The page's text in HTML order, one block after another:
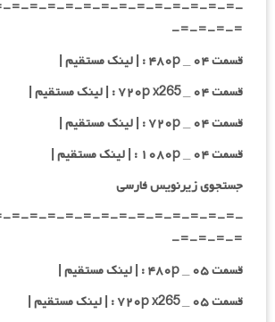
=-=-=-=-=-=-=-=-=-=-=-=-=-
=-=-=-=-
قسمت ۰۴ _ ۴۸۰p : | لینک مستقیم |
قسمت ۰۴ _ ۷۲۰p x265 : | لینک مستقیم |
قسمت ۰۴ _ ۷۲۰p : | لینک مستقیم |
قسمت ۰۴ _ ۱۰۸۰p : | لینک مستقیم |
جستجوی زیرنویس فارسی
=-=-=-=-=-=-=-=-=-=-=-=-=-
=-=-=-=-
قسمت ۰۵ _ ۴۸۰p : | لینک مستقیم |
قسمت ۰۵ _ ۷۲۰p x265 : | لینک مستقیم |